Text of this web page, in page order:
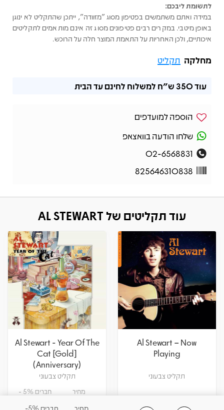
לתשומת ליבכם:
במידה ואתם משתמשים בפטיפון מסוג "מזוודה", ייתכן שהתקליט לא ינוגן
באופן מיטבי. במקרים רבים פטיפונים מסוג זה אינם מותאמים לתקליטים
איכותיים, ולכן האחריות על התאמת המוצר חלה על הרוכש.
מחלקה תקליט
מחיר חברים 5%-
עוד350 ש"ח למשלוח לחינם עד הבית
הוספה למועדפים
שלחו הודעה בוואצאפ
02-6568831
825646310838
עוד תקליטים של AL STEWART
Al Stewart – Now
Playing
תקליט צבעוני
Al Stewart - Year Of The
Cat [Gold]
(Anniversary)
תקליט צבעוני
מחיר חברים 5% -